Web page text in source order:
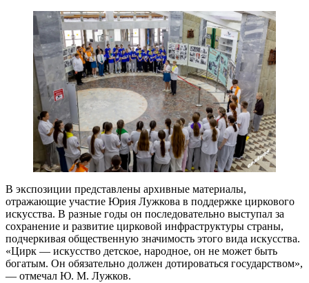
В экспозиции представлены архивные материалы,
отражающие участие Юрия Лужкова в поддержке циркового
искусства. В разные годы он последовательно выступал за
сохранение и развитие цирковой инфраструктуры страны,
подчеркивая общественную значимость этого вида искусства.
«Цирк — искусство детское, народное, он не может быть
богатым. Он обязательно должен дотироваться государством»,
— отмечал Ю. М. Лужков.